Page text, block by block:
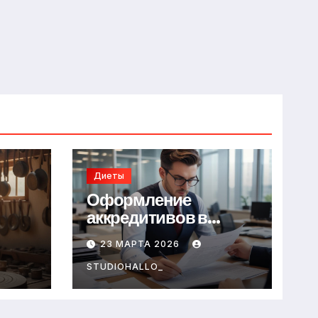
Диеты
Оформление
аккредитивов в
международной
торговле
23 МАРТА 2026
STUDIOHALLO_